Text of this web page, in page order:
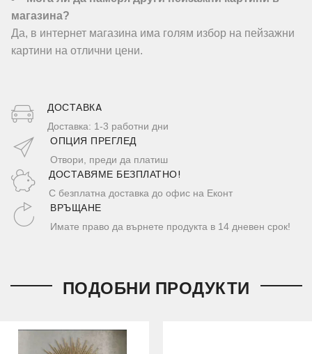
магазина?
Да, в интернет магазина има голям избор на пейзажни
картини на отлични цени.
ДОСТАВКA
Доставка: 1-3 работни дни
ОПЦИЯ ПРЕГЛЕД
Отвори, преди да платиш
ДОСТАВЯМЕ БЕЗПЛАТНО!
С безплатна доставка до офис на Еконт
ВРЪЩАНЕ
Имате право да върнете продукта в 14 дневен срок!
ПОДОБНИ ПРОДУКТИ